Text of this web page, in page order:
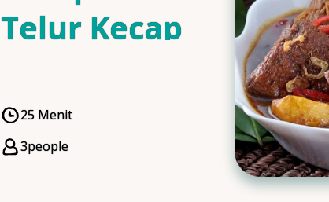
Telur Kecap
CookingTime
25 Menit
Servings
3people